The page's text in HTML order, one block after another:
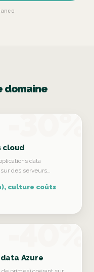
domaine
-30%
cloud
data
des serveurs…
culture coûts
-40%
Azure